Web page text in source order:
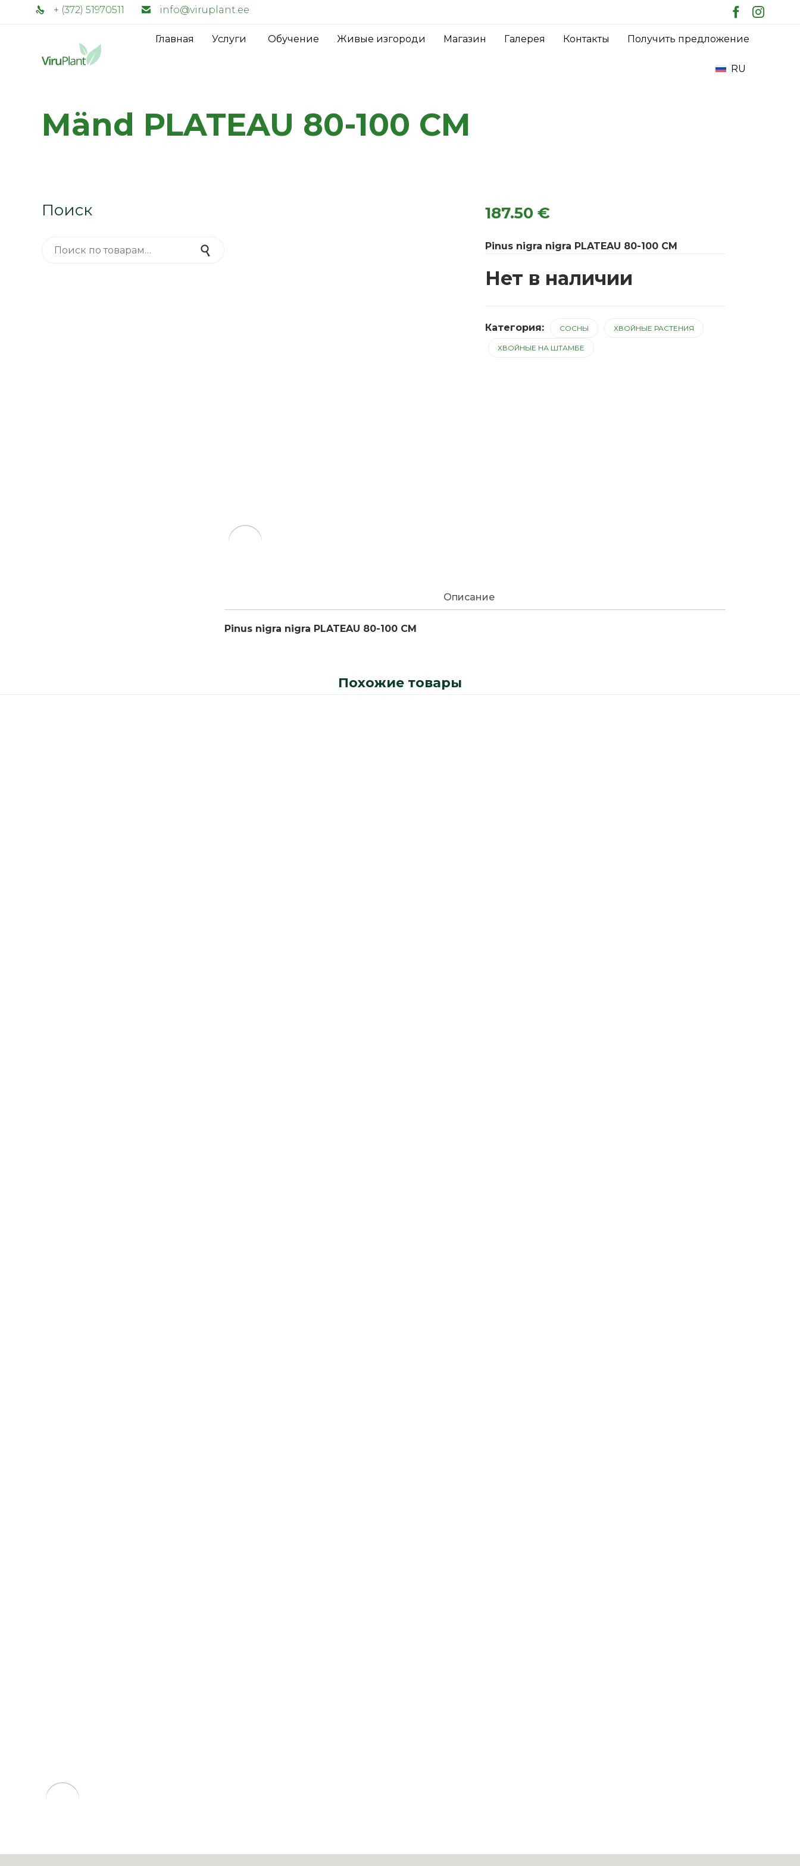
+ (372) 51970511
info@viruplant.ee
Главная Услуги Обучение Живые изгороди Магазин Галерея Контакты Получить предложение
RU
Mänd PLATEAU 80-100 CM
187.50€
Pinus nigra nigra PLATEAU 80-100 CM
Нет в наличии
Категория: СОСНЫ ХВОЙНЫЕ РАСТЕНИЯ
ХВОЙНЫЕ НА ШТАМБЕ
Описание
Pinus nigra nigra PLATEAU 80-100 CM
Поиск
Поиск
Похожие товары